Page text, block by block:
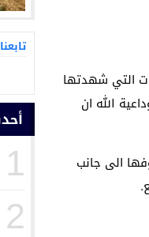
التي شهدتها
الله ان
الى جانب
1
2